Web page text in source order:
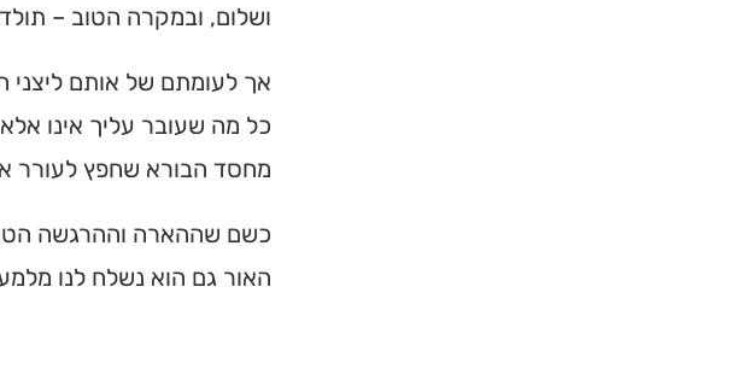
ושלום, ובמקרה הטוב –
אך לעומתם של אותם ליצני
כל מה שעובר עליך אינו
מחסד הבורא שחפץ לעורר
כשם שההארה וההרגשה
האור גם הוא נשלח לנו
מחפשים בית כנסת